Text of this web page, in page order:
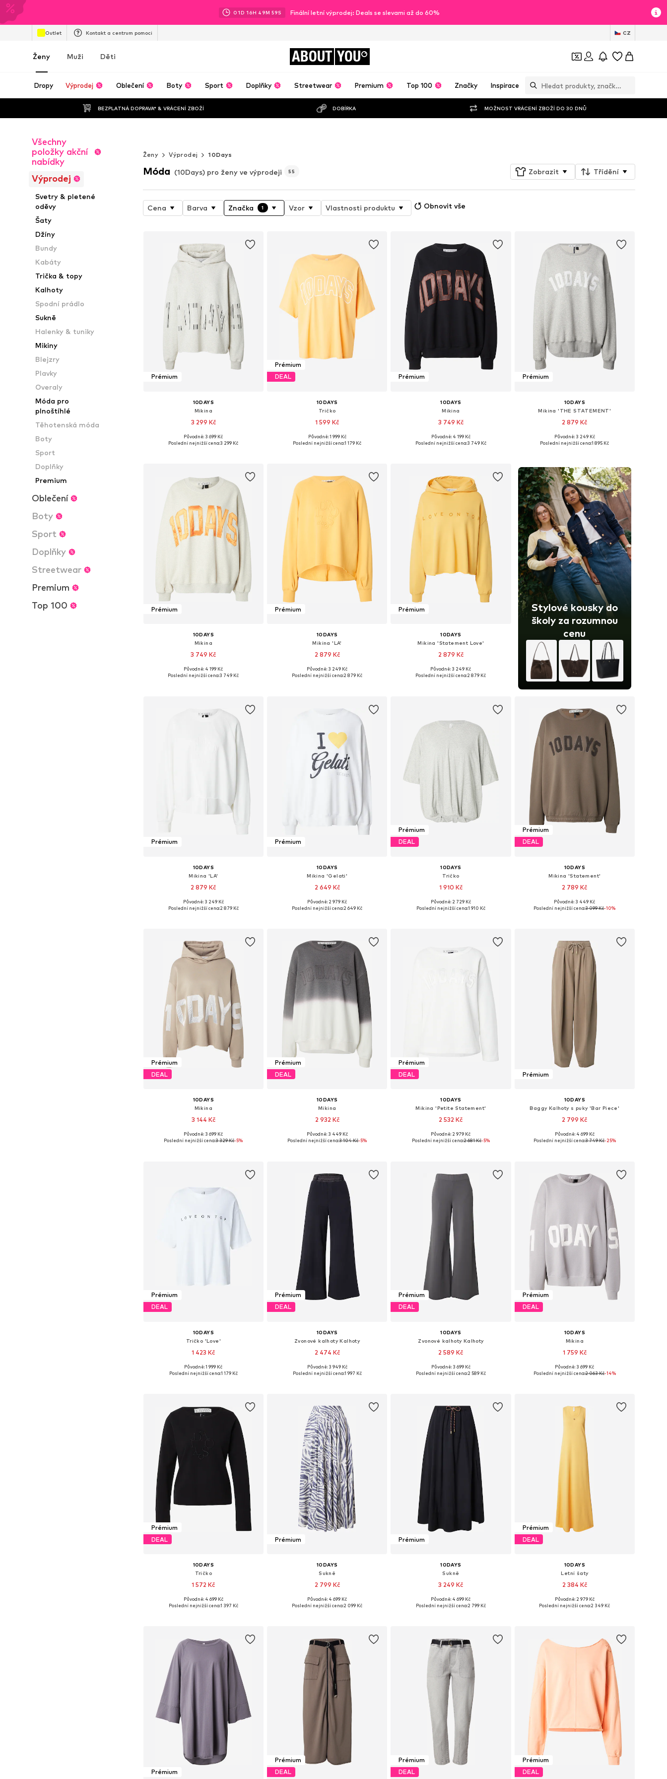
01D 16H 49M 57S Finální letní výprodej: Deals se slevami až do 60%
Outlet Kontakt a centrum pomoci CZ
Ženy Muži Děti ABOUT YOU
Dropy Výprodej Oblečení Boty Sport Doplňky Streetwear Premium Top 100 Značky Inspirace
BEZPLATNÁ DOPRAVA* & VRÁCENÍ ZBOŽÍ DOBÍRKA MOŽNOST VRÁCENÍ ZBOŽÍ DO 30 DNŮ
Všechny
položky akční
nabídky
Výprodej
Svetry & pletené
oděvy
Šaty
Džíny
Bundy
Kabáty
Trička & topy
Kalhoty
Spodní prádlo
Sukně
Halenky & tuniky
Mikiny
Blejzry
Plavky
Overaly
Móda pro
plnoštíhlé
Těhotenská móda
Boty
Sport
Doplňky
Premium
Oblečení
Boty
Sport
Doplňky
Streetwear
Premium
Top 100
Ženy
Výprodej 10Days
Móda (10Days) pro ženy ve výprodeji 55 Zobrazit Třídění
Cena Barva Značka 1 Vzor Vlastnosti produktu Obnovit vše
Prémium
10DAYS
Mikina
3 299 Kč
Dostupné velikosti: XS, S, M, L, XL
Původně: 3 699 Kč
Poslední nejnižší cena:3 299 Kč
Prémium
DEAL
10DAYS
Tričko
1 599 Kč
Dostupné velikosti: XS, S, M, L
Původně: 1 999 Kč
Poslední nejnižší cena:1 179 Kč
Prémium
10DAYS
Mikina
3 749 Kč
Dostupné velikosti: XS, S, M, L, XL
Původně: 4 199 Kč
Poslední nejnižší cena:3 749 Kč
Prémium
10DAYS
Mikina 'THE STATEMENT'
2 879 Kč
Dostupné velikosti: XS, M, L, XL
Původně: 3 249 Kč
Poslední nejnižší cena:1 895 Kč
Prémium
10DAYS
Mikina
3 749 Kč
Dostupné velikosti: XS, S, M, L, XL
Původně: 4 199 Kč
Poslední nejnižší cena:3 749 Kč
Prémium
10DAYS
Mikina 'LA'
2 879 Kč
Dostupné velikosti: XS, S, M, L, XL
Původně: 3 249 Kč
Poslední nejnižší cena:2 879 Kč
Prémium
10DAYS
Mikina 'Statement Love'
2 879 Kč
Dostupné velikosti: XS, S, M, L, XL
Původně: 3 249 Kč
Poslední nejnižší cena:2 879 Kč
Stylové kousky do
školy za rozumnou
cenu
Prémium
10DAYS
Mikina 'LA'
2 879 Kč
Dostupné velikosti: XS, S, M, L, XL
Původně: 3 249 Kč
Poslední nejnižší cena:2 879 Kč
Prémium
10DAYS
Mikina 'Gelati'
2 649 Kč
Dostupné velikosti: XS, S, M, L, XL
Původně: 2 979 Kč
Poslední nejnižší cena:2 649 Kč
Prémium
DEAL
10DAYS
Tričko
1 910 Kč
Dostupné velikosti: XS, S, M, L, XL
Původně: 2 729 Kč
Poslední nejnižší cena:1 910 Kč
Prémium
DEAL
10DAYS
Mikina 'Statement'
2 789 Kč
Dostupné velikosti: XS, S, M, L, XL
Původně: 3 449 Kč
Poslední nejnižší cena:3 099 Kč-10%
Prémium
DEAL
10DAYS
Mikina
3 144 Kč
Dostupné velikosti: XS, S, M, L, XL
Původně: 3 699 Kč
Poslední nejnižší cena:3 329 Kč-5%
Prémium
DEAL
10DAYS
Mikina
2 932 Kč
Dostupné velikosti: XS, S, M, L, XL
Původně: 3 449 Kč
Poslední nejnižší cena:3 104 Kč-5%
Prémium
DEAL
10DAYS
Mikina 'Petite Statement'
2 532 Kč
Dostupné velikosti: XS, S, M, L, XL
Původně: 2 979 Kč
Poslední nejnižší cena:2 681 Kč-5%
Prémium
10DAYS
Baggy Kalhoty s puky 'Bar Piece'
2 799 Kč
Dostupné velikosti: 34, 36, 38, 40, 42
Původně: 4 699 Kč
Poslední nejnižší cena:3 749 Kč-25%
Prémium
DEAL
10DAYS
Tričko 'Love'
1 423 Kč
Dostupné velikosti: S, M, L, XL
Původně: 1 999 Kč
Poslední nejnižší cena:1 179 Kč
Prémium
DEAL
10DAYS
Zvonové kalhoty Kalhoty
2 474 Kč
Dostupné velikosti: 34, 36, 38, 40, 42
Původně: 3 949 Kč
Poslední nejnižší cena:1 997 Kč
Prémium
DEAL
10DAYS
Zvonové kalhoty Kalhoty
2 589 Kč
Dostupné velikosti: 34, 36, 38, 40, 42
Původně: 3 699 Kč
Poslední nejnižší cena:2 589 Kč
Prémium
DEAL
10DAYS
Mikina
1 759 Kč
Dostupné velikosti: XS, S, M, L
Původně: 3 699 Kč
Poslední nejnižší cena:2 063 Kč-14%
Prémium
DEAL
10DAYS
Tričko
1 572 Kč
Dostupné velikosti: XS, S, M, L, XL
Původně: 4 699 Kč
Poslední nejnižší cena:1 397 Kč
Prémium
10DAYS
Sukně
2 799 Kč
Dostupné velikosti: 34, 36, 38
Původně: 4 699 Kč
Poslední nejnižší cena:2 099 Kč
Prémium
10DAYS
Sukně
3 249 Kč
Dostupné velikosti: 36, 38
Původně: 4 699 Kč
Poslední nejnižší cena:2 799 Kč
Prémium
DEAL
10DAYS
Letní šaty
2 384 Kč
Dostupné velikosti: 36, 38
Původně: 2 979 Kč
Poslední nejnižší cena:2 349 Kč
Prémium
Prémium
DEAL
Prémium
DEAL
Prémium
DEAL